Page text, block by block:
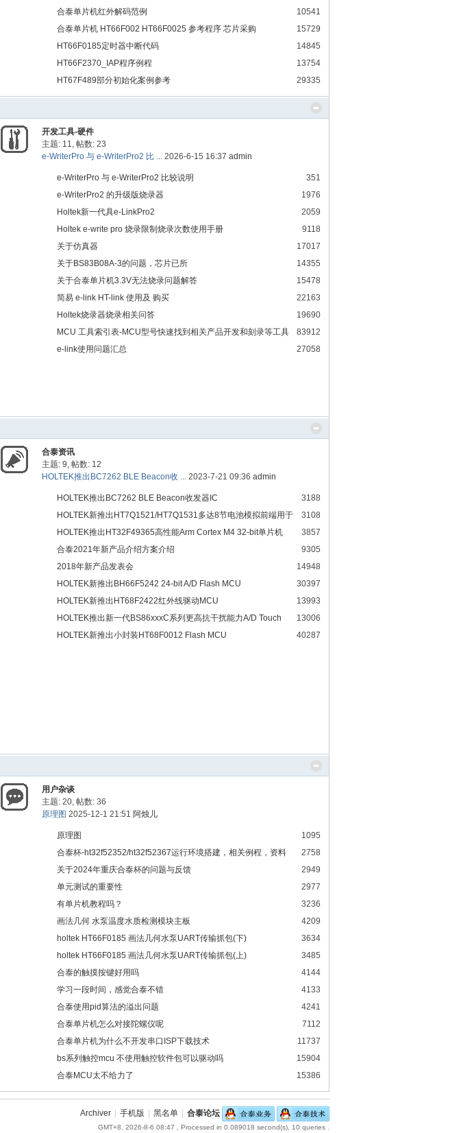
据保存
10541
合泰单片机红外解码范例
15729
合泰单片机 HT66F002 HT66F0025 参考程序 芯片采购
14845
HT66F0185定时器中断代码
13754
HT66F2370_IAP程序例程
29335
HT67F489部分初始化案例参考
开发工具-硬件
主题: 11, 帖数: 23
e-WriterPro 与 e-WriterPro2 比 ... 2026-6-15 16:37 admin
351
e-WriterPro 与 e-WriterPro2 比较说明
1976
e-WriterPro2 的升级版烧录器
2059
Holtek新一代具e-LinkPro2
9118
Holtek e-write pro 烧录限制烧录次数使用手册
17017
关于仿真器
14355
关于BS83B08A-3的问题，芯片已所
15478
关于合泰单片机3.3V无法烧录问题解答
22163
简易 e-link HT-link 使用及 购买
19690
Holtek烧录器烧录相关问答
83912
MCU 工具索引表-MCU型号快速找到相关产品开发和刻录等工具
27058
e-link使用问题汇总
合泰资讯
主题: 9, 帖数: 12
HOLTEK推出BC7262 BLE Beacon收 ... 2023-7-21 09:36 admin
3188
HOLTEK推出BC7262 BLE Beacon收发器IC
3108
HOLTEK新推出HT7Q1521/HT7Q1531多达8节电池模拟前端用于
锂电池保护
3857
HOLTEK推出HT32F49365高性能Arm Cortex M4 32-bit单片机
9305
合泰2021年新产品介绍方案介绍
14948
2018年新产品发表会
30397
HOLTEK新推出BH66F5242 24-bit A/D Flash MCU
13993
HOLTEK新推出HT68F2422红外线驱动MCU
13006
HOLTEK推出新一代BS86xxxC系列更高抗干扰能力A/D Touch
MCU
40287
HOLTEK新推出小封装HT68F0012 Flash MCU
用户杂谈
主题: 20, 帖数: 36
原理图 2025-12-1 21:51 阿烛儿
1095
原理图
2758
合泰杯-ht32f52352/ht32f52367运行环境搭建，相关例程，资料
2949
关于2024年重庆合泰杯的问题与反馈
2977
单元测试的重要性
3236
有单片机教程吗？
4209
画法几何 水泵温度水质检测模块主板
3634
holtek HT66F0185 画法几何水泵UART传输抓包(下)
3485
holtek HT66F0185 画法几何水泵UART传输抓包(上)
4144
合泰的触摸按键好用吗
4133
学习一段时间，感觉合泰不错
4241
合泰使用pid算法的溢出问题
7112
合泰单片机怎么对接陀螺仪呢
11737
合泰单片机为什么不开发串口ISP下载技术
15904
bs系列触控mcu 不使用触控软件包可以驱动吗
15386
合泰MCU太不给力了
Archiver 手机版 黑名单 合泰论坛
GMT+8, 2026-8-6 08:47 , Processed in 0.089018 second(s), 10 queries .